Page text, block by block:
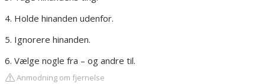
Holde hinanden udenfor.
Ignorere hinanden.
Vælge nogle fra – og andre til.
Anmodning om fjernelse